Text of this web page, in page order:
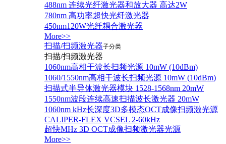
488nm 连续光纤激光器和放大器 高达2W
780nm 高功率超快光纤激光器
450nm120W光纤耦合激光器
More>>
扫描/扫频激光器子分类
扫描/扫频激光器
1060nm高相干波长扫频光源 10mW (10dBm)
1060/1550nm高相干波长扫频光源 10mW (10dBm)
扫描式半导体激光器模块 1528-1568nm 20mW
1550nm波段连续高速扫描波长激光器 20mW
1060nm kHz长深度3D多模态OCT成像扫频激光源
CALIPER-FLEX VCSEL 2-60kHz
超快MHz 3D OCT成像扫频激光器光源
More>>